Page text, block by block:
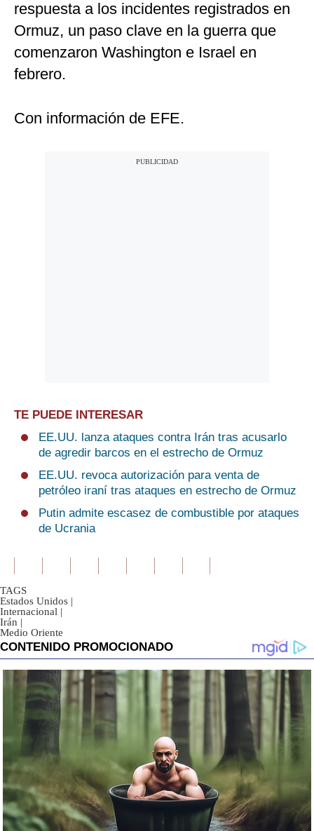
respuesta a los incidentes registrados en
Ormuz, un paso clave en la guerra que
comenzaron Washington e Israel en
febrero.
Con información de EFE.
TE PUEDE INTERESAR
EE.UU. lanza ataques contra Irán tras acusarlo
de agredir barcos en el estrecho de Ormuz
EE.UU. revoca autorización para venta de
petróleo iraní tras ataques en estrecho de Ormuz
Putin admite escasez de combustible por ataques
de Ucrania
TAGS
Estados Unidos |
Internacional |
Irán |
Medio Oriente